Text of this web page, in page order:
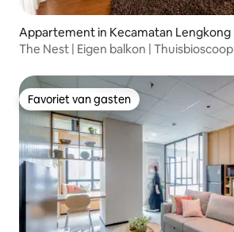
Appartement in Kecamatan Lengkong
The Nest | Eigen balkon | Thuisbioscoop
Favoriet van gasten
Favoriet van gasten